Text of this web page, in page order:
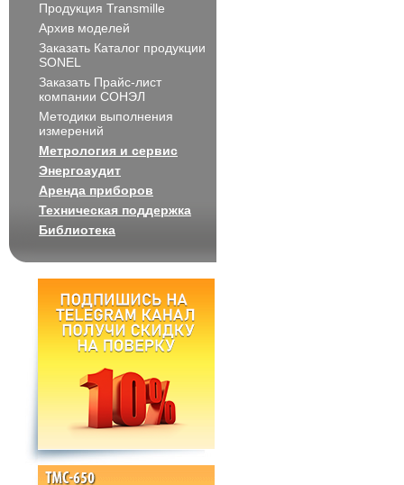
Продукция Transmille
Архив моделей
Заказать Каталог продукции
SONEL
Заказать Прайс-лист
компании СОНЭЛ
Методики выполнения
измерений
Метрология и сервис
Энергоаудит
Аренда приборов
Техническая поддержка
Библиотека